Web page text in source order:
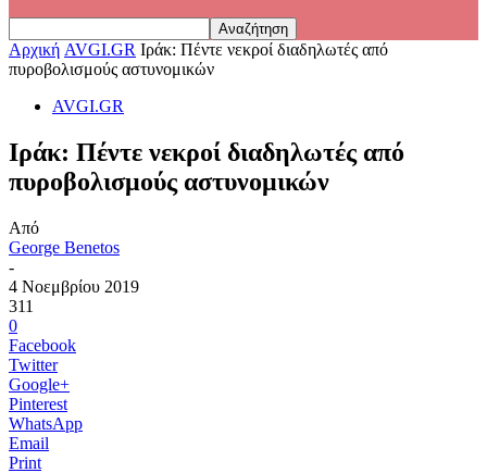
Αρχική AVGI.GR Ιράκ: Πέντε νεκροί διαδηλωτές από
πυροβολισμούς αστυνομικών
AVGI.GR
Ιράκ: Πέντε νεκροί διαδηλωτές από
πυροβολισμούς αστυνομικών
Από
George Benetos
-
4 Νοεμβρίου 2019
311
0
Facebook
Twitter
Google+
Pinterest
WhatsApp
Email
Print